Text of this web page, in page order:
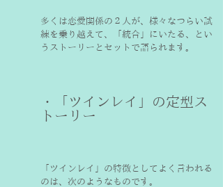
多くは恋愛関係の２人が、様々なつらい試
練を乗り越えて、「統合」にいたる、とい
うストーリーとセットで語られます。
・「ツインレイ」の定型ス
トーリー
「ツインレイ」の特徴としてよく言われる
のは、次のようなものです。